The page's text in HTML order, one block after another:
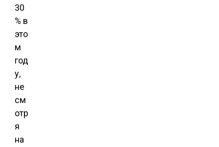
30
% в
это
м
год
у,
не
см
отр
я
на